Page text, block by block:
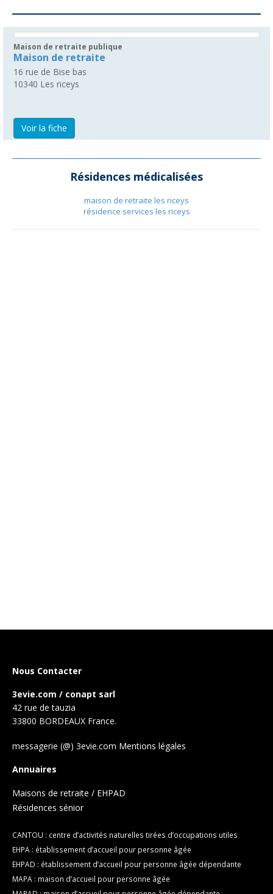
Maison de retraite publique
Maison de retraite
16 rue de Bise bas
10340 Les riceys
Voir la fiche
Résidences médicalisées
maison de retraite les riceys
résidence services les riceys
Nous Contacter
3evie.com / conapt sarl
42 rue de tauzia
33800 BORDEAUX France.
messagerie (@) 3evie.com Mentions légales
Annuaires
Maisons de retraite / EHPAD
Résidences sénior
CANTOU : centre d’activités naturelles tirées d’occupations utiles
EHPA : établissement d’accueil pour personne âgée
EHPAD : établissement d’accueil pour personne âgée dépendante
MAPA : maison d’accueil pour personne âgée